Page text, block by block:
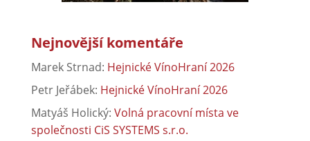
Nejnovější komentáře
Marek Strnad: Hejnické VínoHraní 2026
Petr Jeřábek: Hejnické VínoHraní 2026
Matyáš Holický: Volná pracovní místa ve
společnosti CiS SYSTEMS s.r.o.